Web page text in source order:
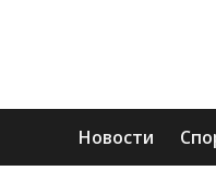
Новости